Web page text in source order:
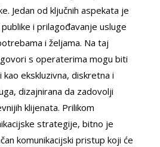
Jedan od ključnih aspekata je
i prilagođavanje usluge
i željama. Na taj
s operaterima mogu biti
ekskluzivna, diskretna i
dizajnirana da zadovolji
klijenata. Prilikom
strategije, bitno je
komunikacijski pristup koji će